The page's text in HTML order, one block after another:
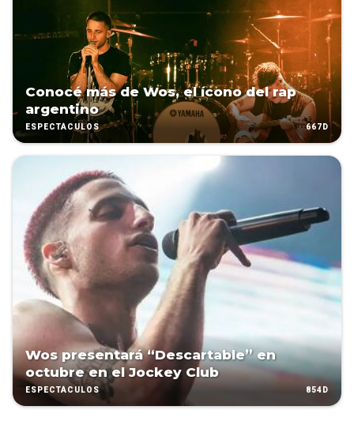
Conocé más de Wos, el ícono del rap
argentino
ESPECTÁCULOS 667D
Wos presentará “Descartable” en
octubre en el Jockey Club
ESPECTÁCULOS 854D